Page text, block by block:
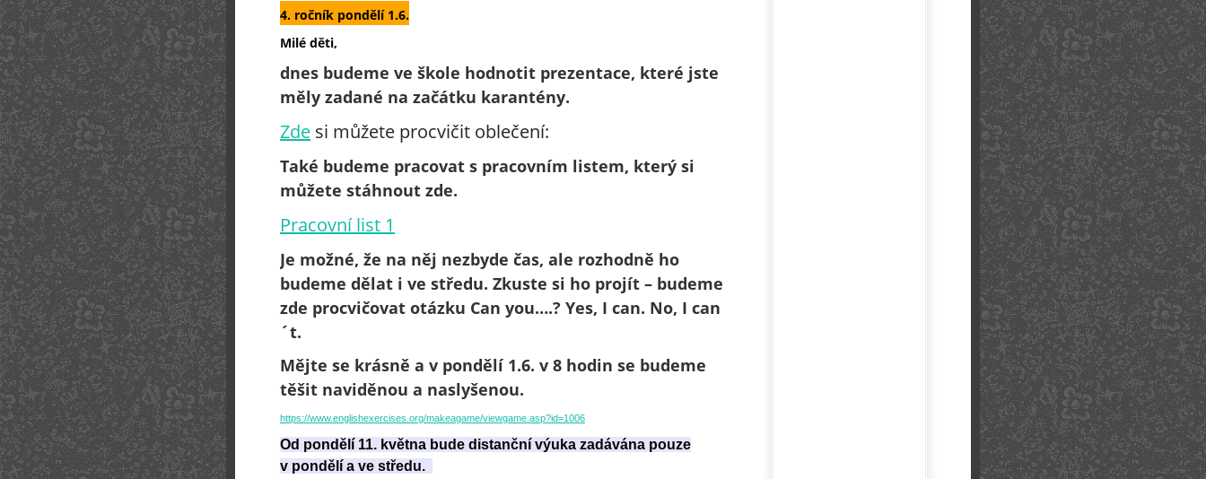
4. ročník pondělí 1.6.
Milé děti,
dnes budeme ve škole hodnotit prezentace, které jste
měly zadané na začátku karantény.
Zde si můžete procvičit oblečení:
Také budeme pracovat s pracovním listem, který si
můžete stáhnout zde.
Pracovní list 1
Je možné, že na něj nezbyde čas, ale rozhodně ho
budeme dělat i ve středu. Zkuste si ho projít – budeme
zde procvičovat otázku Can you….? Yes, I can. No, I can
´t.
Mějte se krásně a v pondělí 1.6. v 8 hodin se budeme
těšit naviděnou a naslyšenou.
https://www.englishexercises.org/makeagame/viewgame.asp?id=1006
Od pondělí 11. května bude distanční výuka zadávána pouze
v pondělí a ve středu.